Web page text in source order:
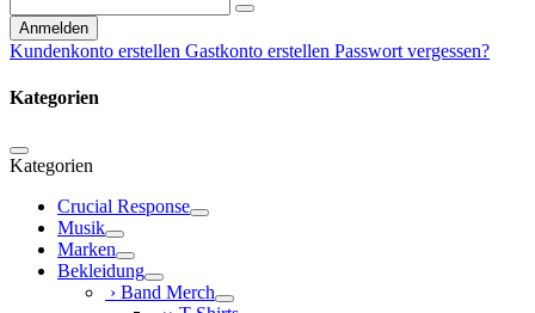
Anmelden
Kundenkonto erstellen Gastkonto erstellen Passwort vergessen?
Kategorien
Kategorien
Crucial Response
Musik
Marken
Bekleidung
› Band Merch